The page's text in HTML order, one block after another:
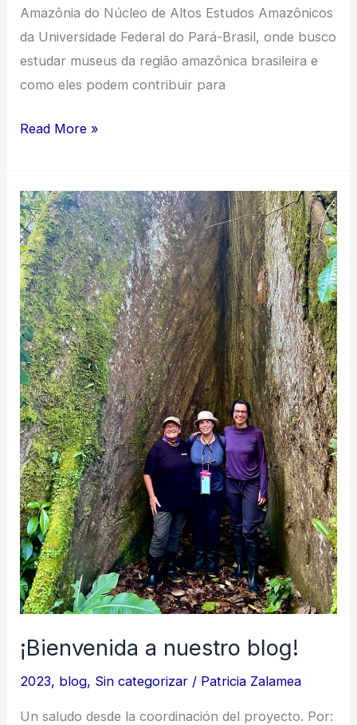
Amazônia do Núcleo de Altos Estudos Amazônicos
da Universidade Federal do Pará-Brasil, onde busco
estudar museus da região amazônica brasileira e
como eles podem contribuir para
Museus
decolonialidades:
uma
relação
amazônica
museológica
entre
Brasil-
Equador.
Read More »
¡Bienvenida a nuestro blog!
2023, blog, Sin categorizar / Patricia Zalamea
Un saludo desde la coordinación del proyecto. Por: